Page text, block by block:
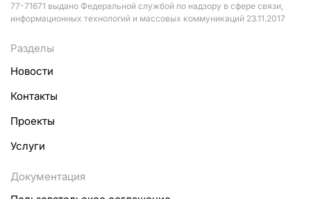
77-71671 выдано Федеральной службой по надзору в сфере связи,
информационных технологий и массовых коммуникаций 23.11.2017
Разделы
Новости
Контакты
Проекты
Услуги
Документация